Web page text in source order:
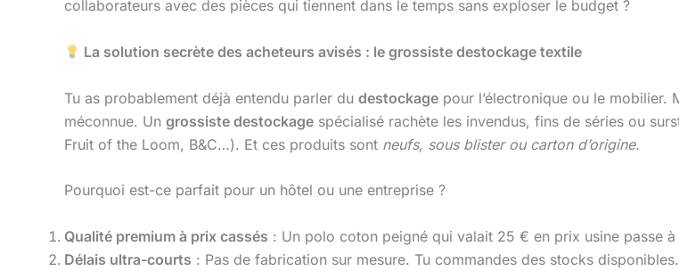
collaborateurs avec des pièces qui tiennent dans le temps sans exploser le budget ?
La solution secrète des acheteurs avisés : le grossiste destockage textile
Tu as probablement déjà entendu parler du destockage pour l’électronique ou le mobilier.
méconnue. Un grossiste destockage spécialisé rachète les invendus, fins de séries ou
Fruit of the Loom, B&C…). Et ces produits sont neufs, sous blister ou carton d’origine.
Pourquoi est-ce parfait pour un hôtel ou une entreprise ?
Qualité premium à prix cassés : Un polo coton peigné qui valait 25 € en prix usine passe
Délais ultra-courts : Pas de fabrication sur mesure. Tu commandes des stocks